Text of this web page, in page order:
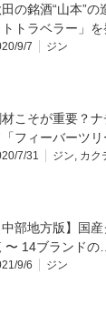
の銘酒“山本”
トトラベラー」を
9/7 ジン
こそが重要？
「フィーバーツリ
7/31 ジン, カク
中部地方版】国
〜 14ブランドの…
9/6 ジン